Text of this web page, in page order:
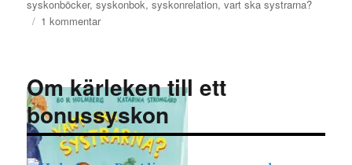
syskonböcker,syskonbok,syskonrelation,vart ska systrarna?
1 kommentartill
Om kärleken till ett
bonussyskon